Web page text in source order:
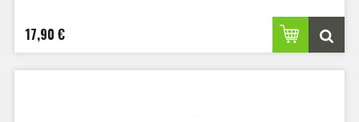
17,90 €